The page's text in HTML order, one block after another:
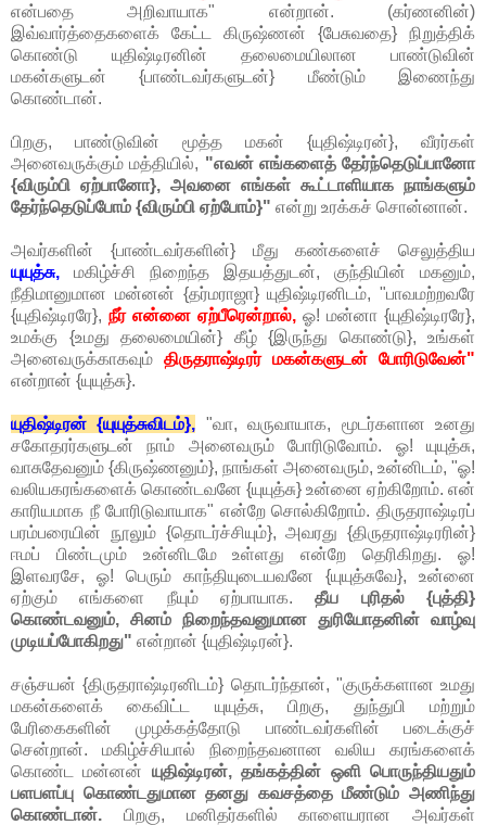
என்பதை அறிவாயாக" என்றான். (கர்ணனின்)
இவ்வார்த்தைகளைக் கேட்ட கிருஷ்ணன் {பேசுவதை} நிறுத்திக்
கொண்டு யுதிஷ்டிரனின் தலைமையிலான பாண்டுவின்
மகன்களுடன் {பாண்டவர்களுடன்} மீண்டும் இணைந்து
கொண்டான்.
பிறகு, பாண்டுவின் மூத்த மகன் {யுதிஷ்டிரன்}, வீரர்கள்
அனைவருக்கும் மத்தியில், "எவன் எங்களைத் தேர்ந்தெடுப்பானோ
{விரும்பி ஏற்பானோ}, அவனை எங்கள் கூட்டாளியாக நாங்களும்
தேர்ந்தெடுப்போம் {விரும்பி ஏற்போம்}" என்று உரக்கச் சொன்னான்.
அவர்களின் {பாண்டவர்களின்} மீது கண்களைச் செலுத்திய
யுயுத்சு, மகிழ்ச்சி நிறைந்த இதயத்துடன், குந்தியின் மகனும்,
நீதிமானுமான மன்னன் {தர்மராஜா} யுதிஷ்டிரனிடம், "பாவமற்றவரே
{யுதிஷ்டிரரே}, நீர் என்னை ஏற்பீரென்றால், ஓ! மன்னா {யுதிஷ்டிரரே},
உமக்கு {உமது தலைமையின்} கீழ் {இருந்து கொண்டு}, உங்கள்
அனைவருக்காகவும் திருதராஷ்டிரர் மகன்களுடன் போரிடுவேன்"
என்றான் {யுயுத்சு}.
யுதிஷ்டிரன் {யுயுத்சுவிடம்}, "வா, வருவாயாக, மூடர்களான உனது
சகோதரர்களுடன் நாம் அனைவரும் போரிடுவோம். ஓ! யுயுத்சு,
வாசுதேவனும் {கிருஷ்ணனும்}, நாங்கள் அனைவரும், உன்னிடம், "ஓ!
வலியகரங்களைக் கொண்டவனே {யுயுத்சு} உன்னை ஏற்கிறோம். என்
காரியமாக நீ போரிடுவாயாக" என்றே சொல்கிறோம். திருதராஷ்டிரப்
பரம்பரையின் நூலும் {தொடர்ச்சியும்}, அவரது {திருதராஷ்டிரரின்}
ஈமப் பிண்டமும் உன்னிடமே உள்ளது என்றே தெரிகிறது. ஓ!
இளவரசே, ஓ! பெரும் காந்தியுடையவனே {யுயுத்சுவே}, உன்னை
ஏற்கும் எங்களை நீயும் ஏற்பாயாக.தீய புரிதல் {புத்தி}
கொண்டவனும், சினம் நிறைந்தவனுமான துரியோதனின் வாழ்வு
முடியப்போகிறது" என்றான் {யுதிஷ்டிரன்}.
சஞ்சயன் {திருதராஷ்டிரனிடம்} தொடர்ந்தான், "குருக்களான உமது
மகன்களைக் கைவிட்ட யுயுத்சு, பிறகு, துந்துபி மற்றும்
பேரிகைகளின் முழக்கத்தோடு பாண்டவர்களின் படைக்குச்
சென்றான். மகிழ்ச்சியால் நிறைந்தவனான வலிய கரங்களைக்
கொண்ட மன்னன் யுதிஷ்டிரன், தங்கத்தின் ஒளி பொருந்தியதும்
பளபளப்பு கொண்டதுமான தனது கவசத்தை மீண்டும் அணிந்து
கொண்டான். பிறகு, மனிதர்களில் காளையரான அவர்கள்